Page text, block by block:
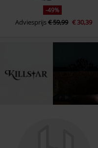
-49%
Adviesprijs€ 59,99 € 30,39